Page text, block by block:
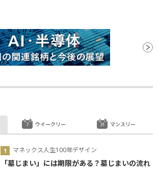
マネックス人生100年デザイン
「墓じまい」には期限がある？墓じまいの流れ
ウイークリー マンスリー